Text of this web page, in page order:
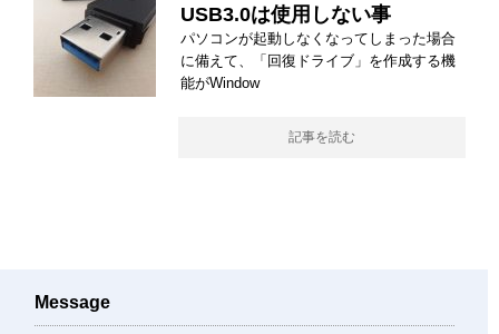
USB3.0は使用しない事
パソコンが起動しなくなってしまった場合
に備えて、「回復ドライブ」を作成する機
能がWindow
記事を読む
Message